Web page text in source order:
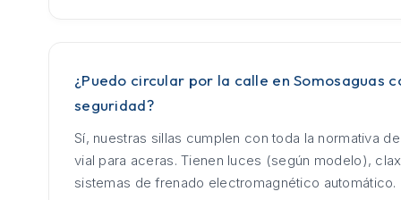
¿Puedo circular por la calle en Somosaguas
seguridad?
Sí, nuestras sillas cumplen con toda la normativa
vial para aceras. Tienen luces (según modelo),
sistemas de frenado electromagnético automático.